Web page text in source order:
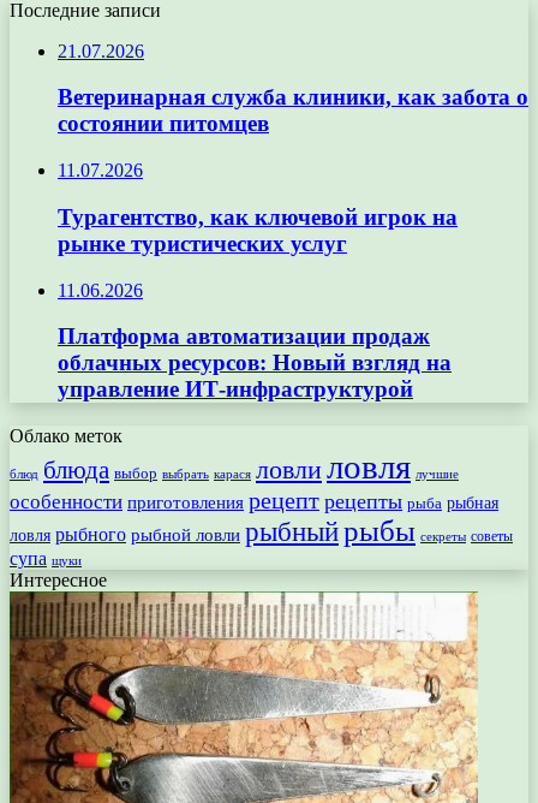
Последние записи
21.07.2026
Ветеринарная служба клиники, как забота о
состоянии питомцев
11.07.2026
Турагентство, как ключевой игрок на
рынке туристических услуг
11.06.2026
Платформа автоматизации продаж
облачных ресурсов: Новый взгляд на
управление ИТ-инфраструктурой
Облако меток
блюд блюда выбор выбрать карася ловлиловля лучшие
особенности приготовления рецепт рецепты рыба рыбная
ловля рыбного рыбной ловли рыбныйрыбы секреты советы
супа щуки
Интересное